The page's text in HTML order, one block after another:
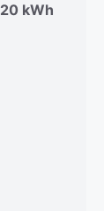
20 kWh